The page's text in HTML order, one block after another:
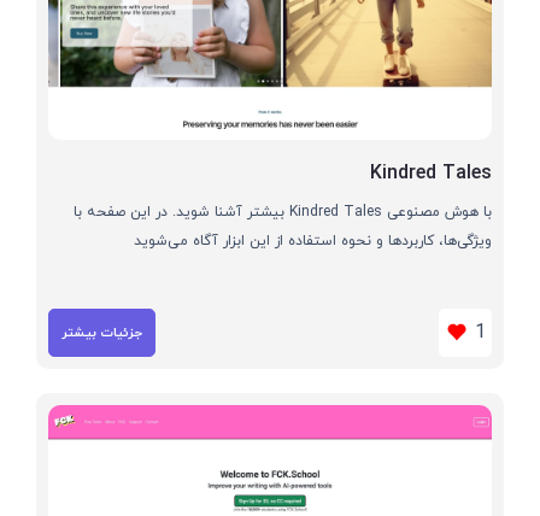
Kindred Tales
با هوش مصنوعی Kindred Tales بیشتر آشنا شوید. در این صفحه با
ویژگی‌ها، کاربردها و نحوه استفاده از این ابزار آگاه می‌شوید
1 جزئیات بیشتر